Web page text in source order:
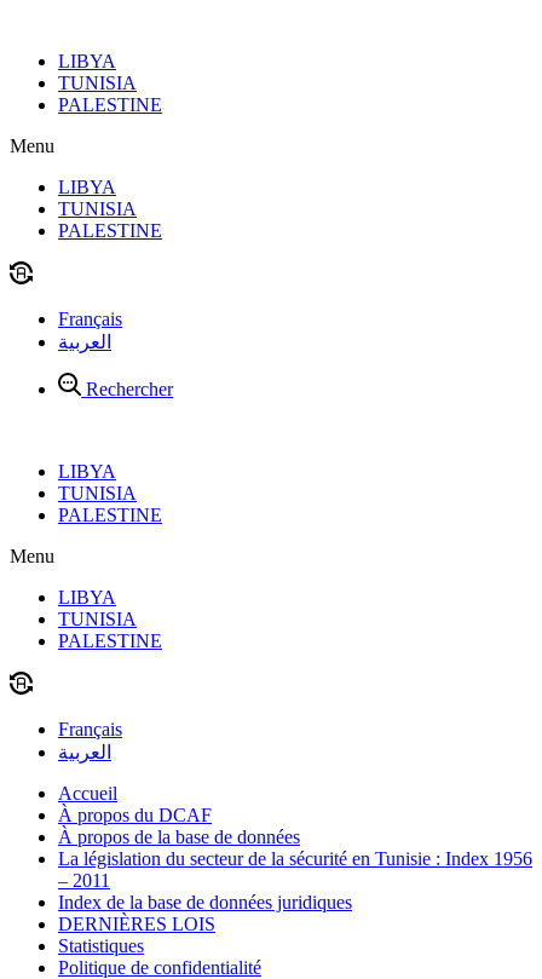
contenuLIBYA
TUNISIA
PALESTINE
Menu
LIBYA
TUNISIA
PALESTINE
Français
العربية
Rechercher
LIBYA
TUNISIA
PALESTINE
Menu
LIBYA
TUNISIA
PALESTINE
Français
العربية
Accueil
À propos du DCAF
À propos de la base de données
La législation du secteur de la sécurité en Tunisie : Index 1956
– 2011
Index de la base de données juridiques
DERNIÈRES LOIS
Statistiques
Politique de confidentialité